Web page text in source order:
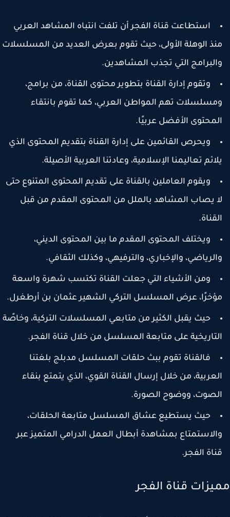
استطاعت قناة الفجر أن تلفت انتباه المشاهد العربي
الوهلة الأولى، حيث تقوم بعرض العديد من المسلسلات
التي تجذب المشاهدين.
وتقوم إدارة القناة بتطوير محتوى القناة، من برامج،
تهم المواطن العربي، كما تقوم بانتقاء
الأفضل عربيًا.
ويحرص القائمين على إدارة القناة بتقديم المحتوى الذي
تعاليمنا الإسلامية، وعادتنا العربية الأصيلة.
ويقوم العاملين بالقناة على تقديم المحتوى المتنوع حتى
يصاب المشاهد بالملل من المحتوى المقدم من قبل
ويختلف المحتوى المقدم ما بين المحتوى الديني،
والإخباري، والترفيهي، وكذلك الثقافي.
ومن الأشياء التي جعلت القناة تكتسب شهرة واسعة
عرض المسلسل التركي الشهير عثمان بن أرطغرل.
حيث يقبل الكثير من متابعي المسلسلات التركية، وخاصًة
على متابعة المسلسل من خلال قناة الفجر.
فالقناة تقوم ببث حلقات المسلسل مدبلج بلغتنا
من خلال إرسال القناة القوي، الذي يتمتع بنقاء
ووضوح الصورة.
حيث يستطيع عشاق المسلسل متابعة الحلقات،
بمشاهدة أبطال العمل الدرامي المتميز عبر
الفجر.
قناة الفجر